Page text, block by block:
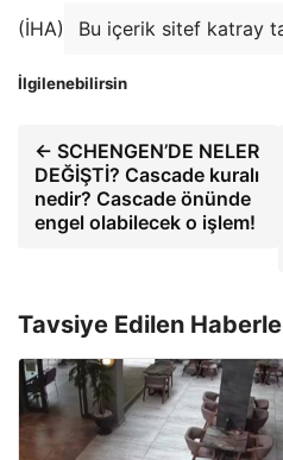
(İHA) Bu içerik sitef katray
İlgilenebilirsin
← SCHENGEN’DE NELER
DEĞİŞTİ? Cascade kuralı
nedir? Cascade önünde
engel olabilecek o işlem!
Tavsiye Edilen